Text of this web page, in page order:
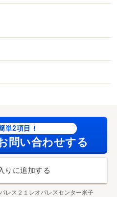
単2項目！
問い合わせする
りに追加する
パレス２１レオパレスセンター米子